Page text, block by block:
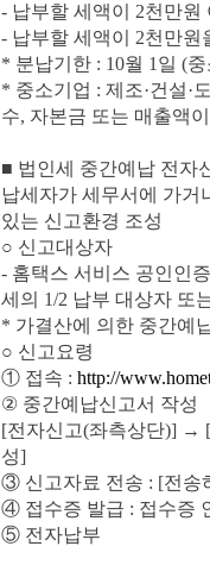
- 납부할 세액이 2천만원
- 납부할 세액이 2천만원
* 분납기한 : 10월 1일 (
* 중소기업 : 제조·건설·
수, 자본금 또는 매출액
■ 법인세 중간예납 전자
납세자가 세무서에 가거
있는 신고환경 조성
○ 신고대상자
- 홈택스 서비스 공인인
세의 1/2 납부 대상자 또
* 가결산에 의한 중간예
○ 신고요령
① 접속 : http://
② 중간예납신고서 작성
[전자신고(좌측상단)] →
성]
③ 신고자료 전송 : [전송
④ 접수증 발급 : 접수증
⑤ 전자납부